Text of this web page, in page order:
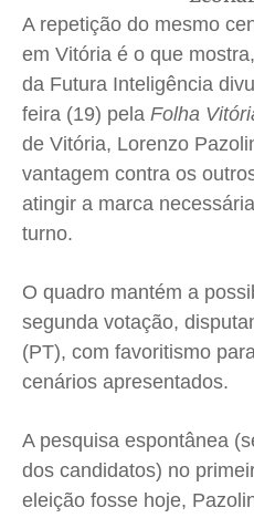
Expediente
Contato
Termos de Uso
Privacidade
Expediente
Contato
Termos de Uso
Privacidade
Expediente
Contato
Termos de Uso
Privacidade
Expediente
Contato
Termos de Uso
Privacidade
A repetição do mesmo
em Vitória é o que
da Futura Inteligência
feira (19) pela Folha
de Vitória, Lorenzo
vantagem contra os
atingir a marca
turno.
O quadro mantém a
segunda votação,
(PT), com favoritismo
cenários apresentados.
A pesquisa espontânea
dos candidatos) no
eleição fosse hoje,